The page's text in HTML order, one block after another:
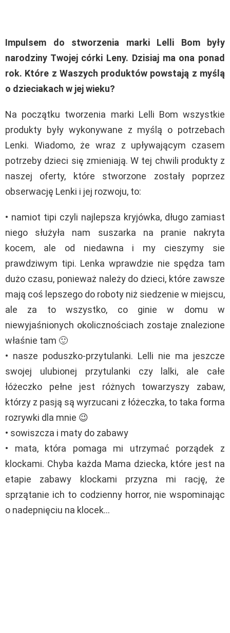
Impulsem do stworzenia marki Lelli Bom były
narodziny Twojej córki Leny. Dzisiaj ma ona ponad
rok. Które z Waszych produktów powstają z myślą
o dzieciakach w jej wieku?
Na początku tworzenia marki Lelli Bom wszystkie
produkty były wykonywane z myślą o potrzebach
Lenki. Wiadomo, że wraz z upływającym czasem
potrzeby dzieci się zmieniają. W tej chwili produkty z
naszej oferty, które stworzone zostały poprzez
obserwację Lenki i jej rozwoju, to:
• namiot tipi czyli najlepsza kryjówka, długo zamiast
niego służyła nam suszarka na pranie nakryta
kocem, ale od niedawna i my cieszymy sie
prawdziwym tipi. Lenka wprawdzie nie spędza tam
dużo czasu, ponieważ należy do dzieci, które zawsze
mają coś lepszego do roboty niż siedzenie w miejscu,
ale za to wszystko, co ginie w domu w
niewyjaśnionych okolicznościach zostaje znalezione
właśnie tam 🙂
• nasze poduszko-przytulanki. Lelli nie ma jeszcze
swojej ulubionej przytulanki czy lalki, ale całe
łóżeczko pełne jest różnych towarzyszy zabaw,
którzy z pasją są wyrzucani z łóżeczka, to taka forma
rozrywki dla mnie 😉
• sowiszcza i maty do zabawy
• mata, która pomaga mi utrzymać porządek z
klockami. Chyba każda Mama dziecka, które jest na
etapie zabawy klockami przyzna mi rację, że
sprzątanie ich to codzienny horror, nie wspominając
o nadepnięciu na klocek…